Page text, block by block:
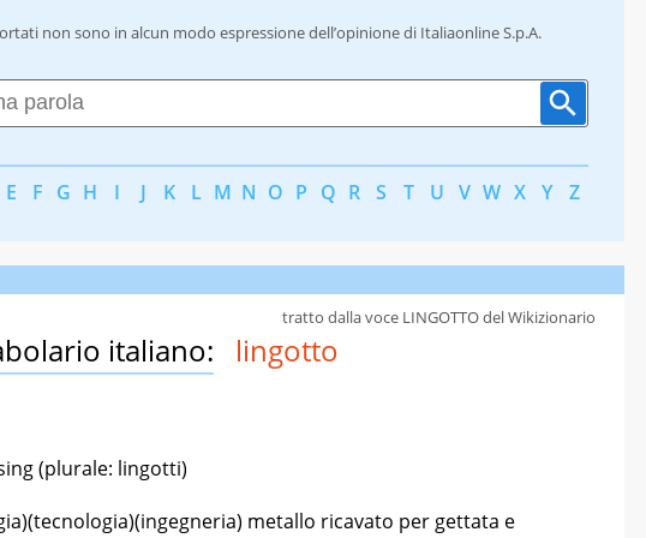
non sono in alcun modo espressione dell’opinione di Italiaonline S.p.A.
E F G H I J K L M N O P Q R S T U V W X Y Z
italiano: lingotto
(plurale: lingotti)
metallo ricavato per gettata e
tratto dalla voce LINGOTTO del Wikizionario